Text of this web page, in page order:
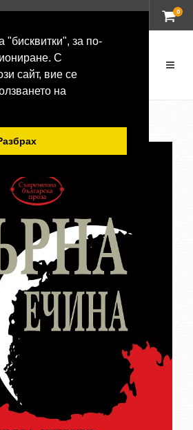
"бисквитки", за по-
С
сайт, вие се
на
0